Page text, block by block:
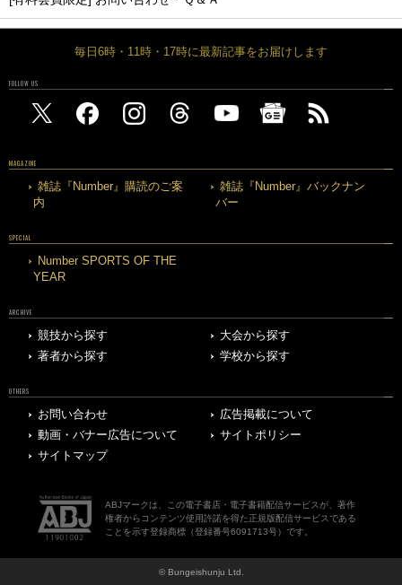
毎日6時・11時・17時に最新記事をお届けします
FOLLOW US
MAGAZINE
雑誌『Number』購読のご案
内
雑誌『Number』バックナン
バー
SPECIAL
Number SPORTS OF THE
YEAR
ARCHIVE
競技から探す
大会から探す
著者から探す
学校から探す
OTHERS
お問い合わせ
広告掲載について
動画・バナー広告について
サイトポリシー
サイトマップ
ABJマークは、この電子書店・電子書籍配信サービスが、著作
権者からコンテンツ使用許諾を得た正規版配信サービスである
ことを示す登録商標（登録番号6091713号）です。
© Bungeishunju Ltd.